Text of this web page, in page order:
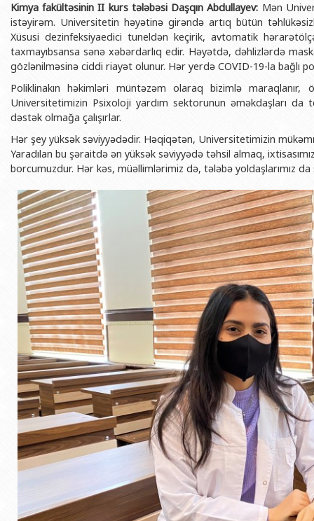
Kimya fakültəsinin II kurs tələbəsi Daşqın Abdullayev: Mən
istəyirəm. Universitetin həyətinə girəndə artıq bütün
Xüsusi dezinfeksiyaedici tuneldən keçirik, avtomatik
taxmayıbsansa sənə xəbərdarlıq edir. Həyətdə, dəhlizlərdə
gözlənilməsinə ciddi riayət olunur. Hər yerdə COVID-19-la bağlı
Poliklinakın həkimləri müntəzəm olaraq bizimlə maraqlanır,
Universitetimizin Psixoloji yardım sektorunun əməkdaşları da
dəstək olmağa çalışırlar.
Hər şey yüksək səviyyədədir. Həqiqətən, Universitetimizin
Yaradılan bu şəraitdə ən yüksək səviyyədə təhsil almaq,
borcumuzdur. Hər kəs, müəllimlərimiz də, tələbə yoldaşlarımız da